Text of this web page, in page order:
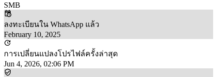
SMB
ลงทะเบียนใน WhatsApp แล้ว
February 10, 2025
การเปลี่ยนแปลงโปรไฟล์ครั้งล่าสุด
Jun 4, 2026, 02:06 PM